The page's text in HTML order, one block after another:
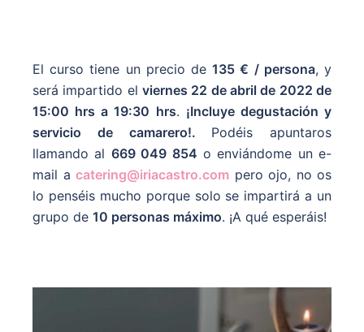
El curso tiene un precio de135 € / persona, y
será impartido el viernes 22 de abril de 2022 de
15:00 hrs a 19:30 hrs. ¡Incluye degustación y
servicio de camarero!. Podéis apuntaros
llamando al 669 049 854 o enviándome un e-
mail a catering@iriacastro.com pero ojo, no os
lo penséis mucho porque solo se impartirá a un
grupo de 10 personas máximo. ¡A qué esperáis!